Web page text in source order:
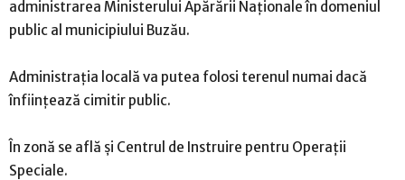
administrarea Ministerului Apărării Naţionale în domeniul
public al municipiului Buzău.
Administrația locală va putea folosi terenul numai dacă
înființează cimitir public.
În zonă se află și Centrul de Instruire pentru Operații
Speciale.